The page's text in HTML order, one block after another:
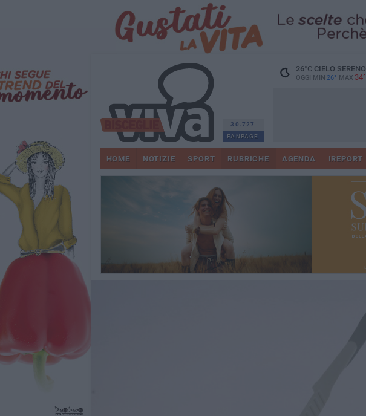
30.727
FANPAGE
26°CCIELO SERENO
OGGI MIN 26° MAX 34°
HOME NOTIZIE SPORT RUBRICHE AGENDA IREPORT